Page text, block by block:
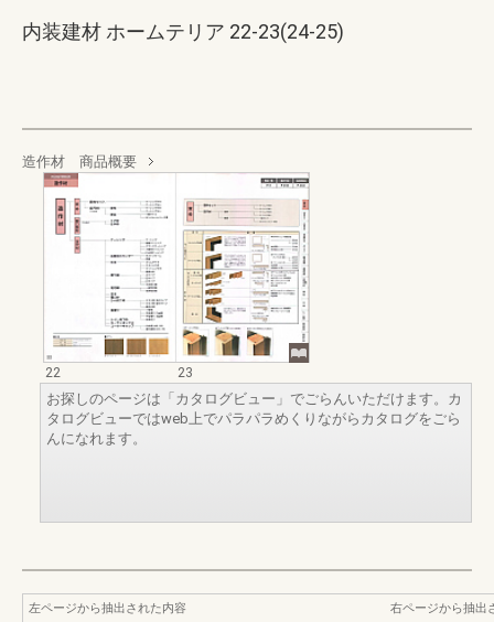
内装建材 ホームテリア 22-23(24-25)
造作材 商品概要
22
23
お探しのページは「カタログビュー」でごらんいただけます。カ
タログビューではweb上でパラパラめくりながらカタログをごら
んになれます。
左ページから抽出された内容
右ページから抽出